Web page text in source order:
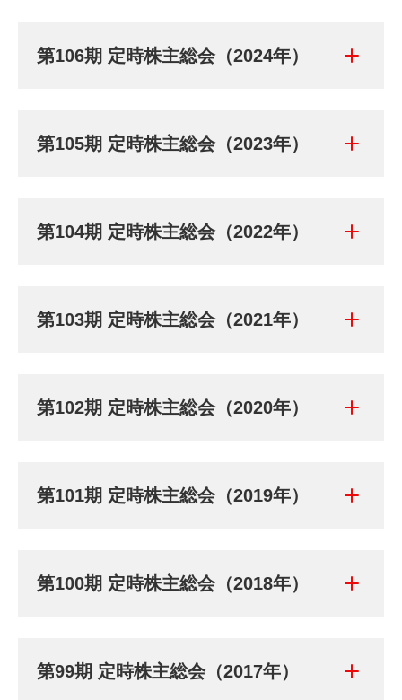
第106期 定時株主総会（2024年）
第105期 定時株主総会（2023年）
第104期 定時株主総会（2022年）
第103期 定時株主総会（2021年）
第102期 定時株主総会（2020年）
第101期 定時株主総会（2019年）
第100期 定時株主総会（2018年）
第99期 定時株主総会（2017年）